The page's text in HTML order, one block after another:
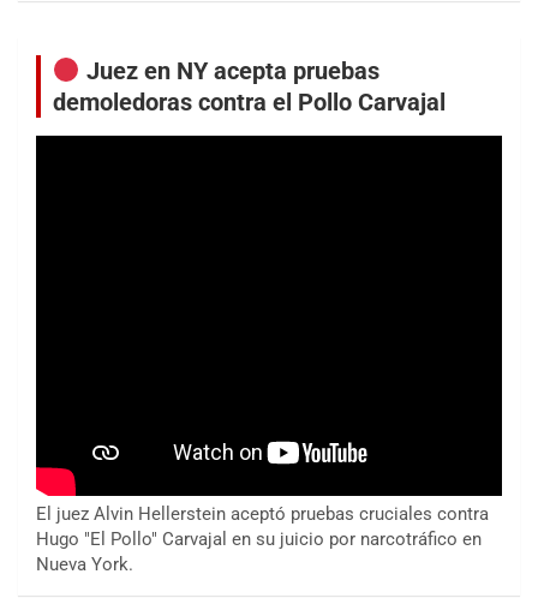
Juez en NY acepta pruebas
demoledoras contra el Pollo Carvajal
El juez Alvin Hellerstein aceptó pruebas cruciales contra
Hugo "El Pollo" Carvajal en su juicio por narcotráfico en
Nueva York.